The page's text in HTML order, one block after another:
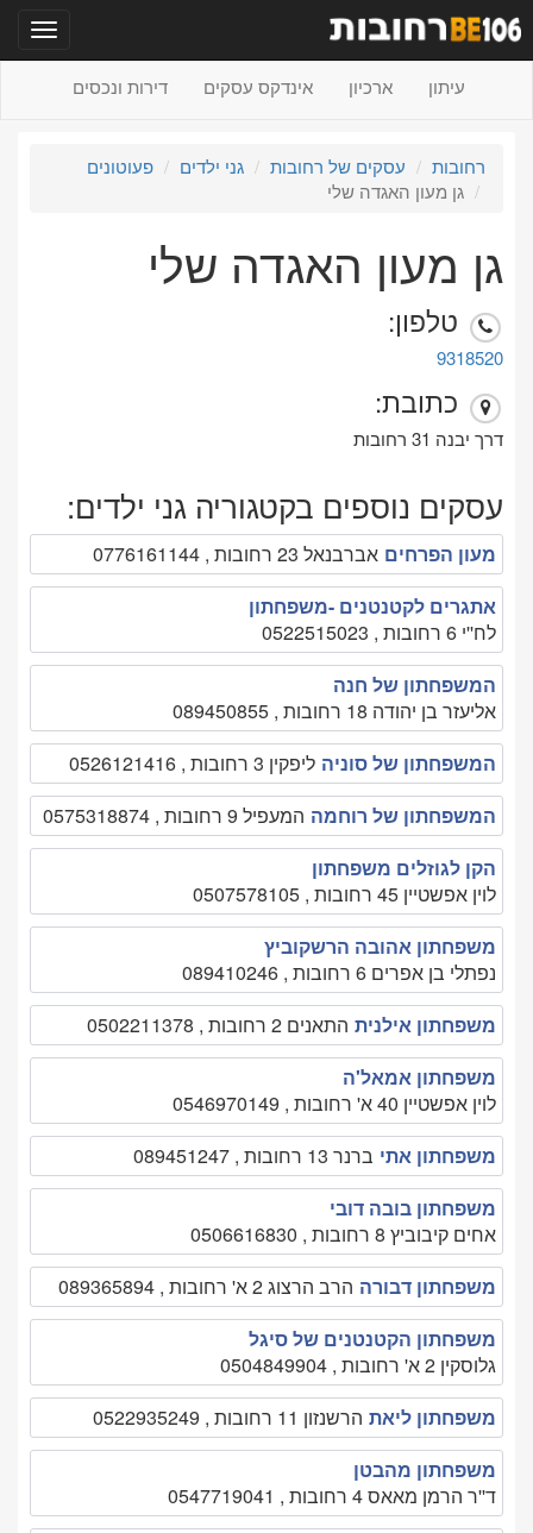
עיתון ארכיון אינדקס עסקים דירות ונכסים
רחובות עסקים של רחובות גני ילדים
פעוטונים
גן מעון האגדה שלי
גן מעון האגדה שלי
טלפון:
9318520
כתובת:
דרך יבנה 31 רחובות
עסקים נוספים בקטגוריה גני ילדים:
מעון הפרחים אברבנאל 23 רחובות , 0776161144
אתגרים לקטנטנים -משפחתון
לח''י 6 רחובות , 0522515023
המשפחתון של חנה
אליעזר בן יהודה 18 רחובות , 089450855
המשפחתון של סוניה ליפקין 3 רחובות , 0526121416
המשפחתון של רוחמה המעפיל 9 רחובות , 0575318874
הקן לגוזלים משפחתון
לוין אפשטיין 45 רחובות , 0507578105
משפחתון אהובה הרשקוביץ
נפתלי בן אפרים 6 רחובות , 089410246
משפחתון אילנית התאנים 2 רחובות , 0502211378
משפחתון אמאל'ה
לוין אפשטיין 40 א' רחובות , 0546970149
משפחתון אתי ברנר 13 רחובות , 089451247
משפחתון בובה דובי
אחים קיבוביץ 8 רחובות , 0506616830
משפחתון דבורה הרב הרצוג 2 א' רחובות , 089365894
משפחתון הקטנטנים של סיגל
גלוסקין 2 א' רחובות , 0504849904
משפחתון ליאת הרשנזון 11 רחובות , 0522935249
משפחתון מהבטן
ד''ר הרמן מאאס 4 רחובות , 0547719041